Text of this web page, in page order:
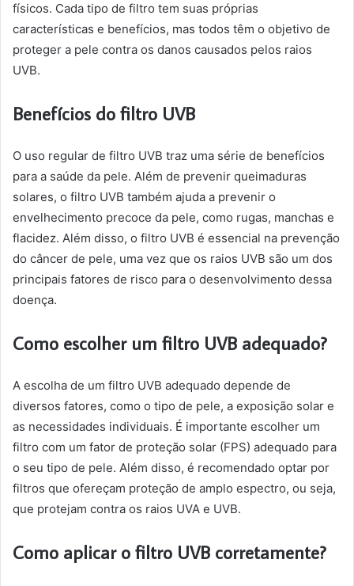
físicos. Cada tipo de filtro tem suas próprias
características e benefícios, mas todos têm o objetivo de
proteger a pele contra os danos causados pelos raios
UVB.
Benefícios do filtro UVB
O uso regular de filtro UVB traz uma série de benefícios
para a saúde da pele. Além de prevenir queimaduras
solares, o filtro UVB também ajuda a prevenir o
envelhecimento precoce da pele, como rugas, manchas e
flacidez. Além disso, o filtro UVB é essencial na prevenção
do câncer de pele, uma vez que os raios UVB são um dos
principais fatores de risco para o desenvolvimento dessa
doença.
Como escolher um filtro UVB adequado?
A escolha de um filtro UVB adequado depende de
diversos fatores, como o tipo de pele, a exposição solar e
as necessidades individuais. É importante escolher um
filtro com um fator de proteção solar (FPS) adequado para
o seu tipo de pele. Além disso, é recomendado optar por
filtros que ofereçam proteção de amplo espectro, ou seja,
que protejam contra os raios UVA e UVB.
Como aplicar o filtro UVB corretamente?